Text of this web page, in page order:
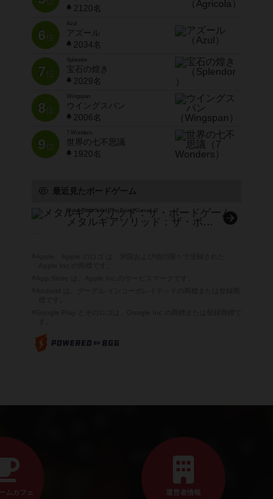
2120名
6位
Azul
アズール
2034名
7位
宝石の煌き
2029名
8位
Wingspan
ウイングスパン
2006名
9位
7 Wonders
世界の七不思議
1920名
最近見たボードゲーム
Metal Gear Solid: The Board Game
メタルギアソリッド：ザ・ボードゲーム
ムカフェ 運営者情報